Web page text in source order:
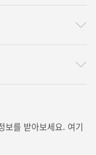
보를 받아보세요. 여기